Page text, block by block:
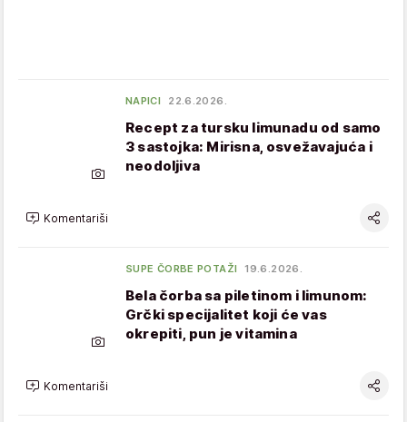
NAPICI 22.6.2026.
Recept za tursku limunadu od samo
3 sastojka: Mirisna, osvežavajuća i
neodoljiva
Komentariši
SUPE ČORBE POTAŽI 19.6.2026.
Bela čorba sa piletinom i limunom:
Grčki specijalitet koji će vas
okrepiti, pun je vitamina
Komentariši